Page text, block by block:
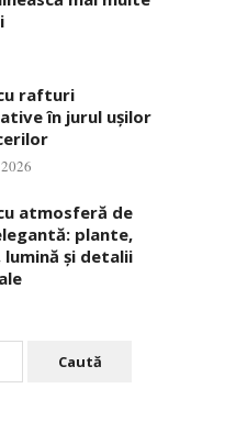
rafturi
în jurul ușilor
atmosferă de
plante,
lumină și detalii